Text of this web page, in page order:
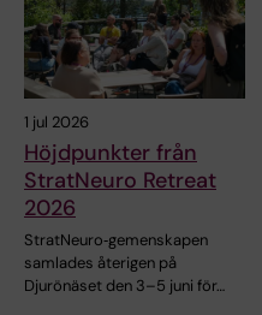
1 jul 2026
Höjdpunkter från
StratNeuro Retreat
2026
StratNeuro‑gemenskapen
samlades återigen på
Djurönäset den 3–5 juni för…